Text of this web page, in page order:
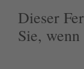
Dieser
Sie, wenn